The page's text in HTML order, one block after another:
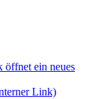
ein neues
Link)